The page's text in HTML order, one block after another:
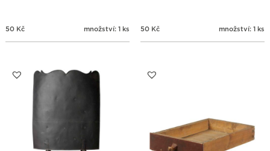
50 Kč množství: 1 ks 50 Kč množství: 1 ks